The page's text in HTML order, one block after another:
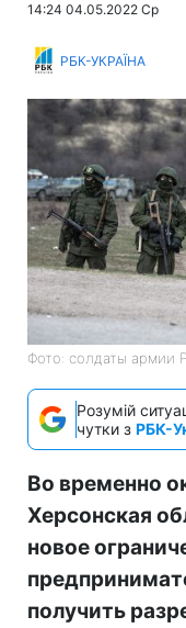
14:24 04.05.2022 Ср
РБК-УКРАЇНА
Фото: солдаты армии
Розумій
чутки з РБК-
Во временно
Херсонская
новое
получить